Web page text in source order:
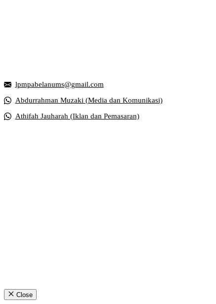
lpmpabelanums@gmail.com
Abdurrahman Muzaki (Media dan Komunikasi)
Athifah Jauharah (Iklan dan Pemasaran)
Close